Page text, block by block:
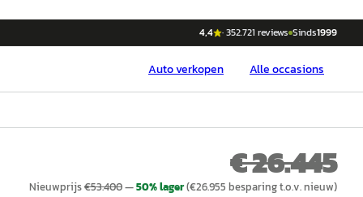
4,4 ·352.721 reviews Sinds1999
Autoverkopen Alle occasions
€ 26.445
Nieuwprijs€53.400—50% lager(€26.955 besparing t.o.v. nieuw)